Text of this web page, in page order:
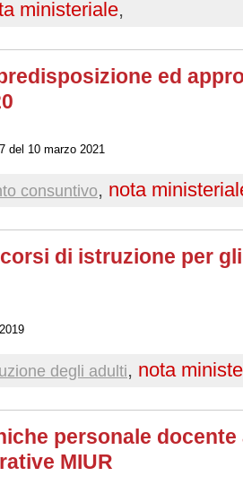
ministeriale,
ed
del 10 marzo 2021
consuntivo, nota
di istruzione per
degli adulti, nota
personale docente
MIUR